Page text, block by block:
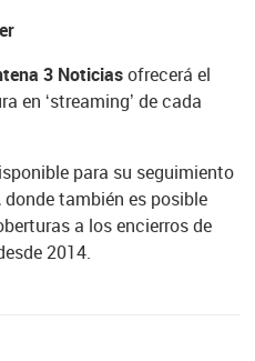
3 Noticiasofrecerá el
en ‘streaming’ de cada
para su seguimiento
donde también es posible
a los encierros de
2014.